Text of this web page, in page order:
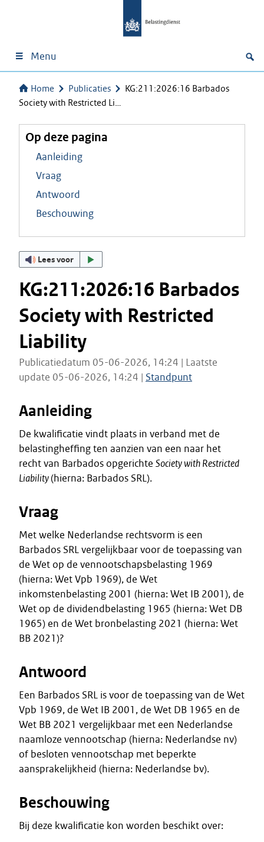
Menu
Home Publicaties
KG:211:2026:16 Barbados
Society with Restricted Li…
Op deze pagina
Aanleiding
Vraag
Antwoord
Beschouwing
Lees voor
KG:211:2026:16 Barbados
Society with Restricted
Liability
Publicatiedatum 05-06-2026, 14:24 | Laatste
update 05-06-2026, 14:24 | Standpunt
Aanleiding
De kwalificatie vindt plaats in verband met de
belastingheffing ten aanzien van een naar het
recht van Barbados opgerichte Society with Restricted
Liability(hierna: Barbados SRL).
Vraag
Met welke Nederlandse rechtsvorm is een
Barbados SRL vergelijkbaar voor de toepassing van
de Wet op de vennootschapsbelasting 1969
(hierna: Wet Vpb 1969), de Wet
inkomstenbelasting 2001 (hierna: Wet IB 2001), de
Wet op de dividendbelasting 1965 (hierna: Wet DB
1965) en de Wet bronbelasting 2021 (hierna: Wet
BB 2021)?
Antwoord
Een Barbados SRL is voor de toepassing van de Wet
Vpb 1969, de Wet IB 2001, de Wet DB 1965 en de
Wet BB 2021 vergelijkbaar met een Nederlandse
naamloze vennootschap (hierna: Nederlandse nv)
of besloten vennootschap met beperkte
aansprakelijkheid (hierna: Nederlandse bv).
Beschouwing
Bij deze kwalificatie kon worden beschikt over: